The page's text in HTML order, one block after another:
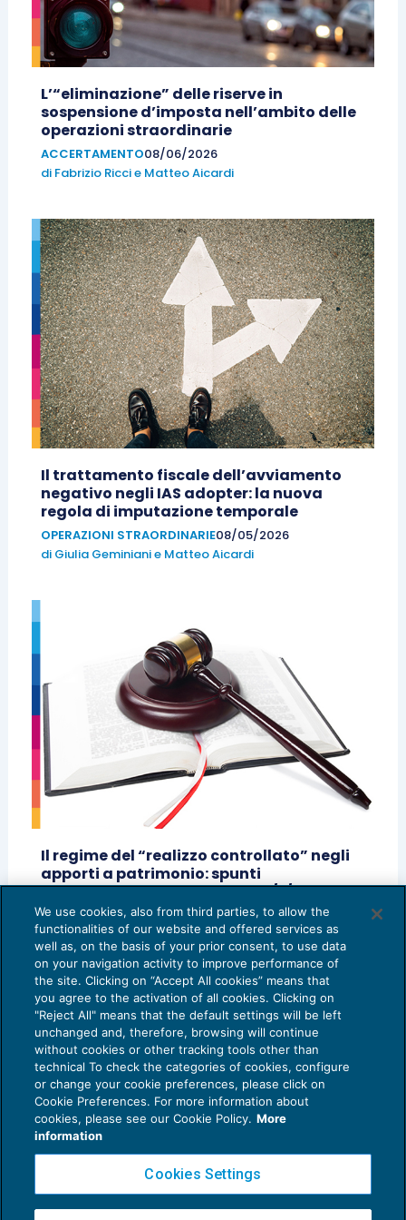
L’“eliminazione” delle riserve in
sospensione d’imposta nell’ambito delle
operazioni straordinarie
ACCERTAMENTO08/06/2026
di Fabrizio Riccie Matteo Aicardi
Il trattamento fiscale dell’avviamento
negativo negli IAS adopter: la nuova
regola di imputazione temporale
OPERAZIONI STRAORDINARIE08/05/2026
di Giulia Geminianie Matteo Aicardi
Il regime del “realizzo controllato” negli
apporti a patrimonio: spunti
dalla risposta a interpello n. 9/E/2026
OPERAZIONI STRAORDINARIE 18/02/2026
diMatteo Aicardi
Privacy Policy
Cookie Policy
Copyright 2016 ©Gruppo Euroconference S.p.A.v2.32.4
We use cookies, also from third parties, to allow the
functionalities of our website and offered services as
well as, on the basis of your prior consent, to use data
on your navigation activity to improve performance of
the site. Clicking on “Accept All cookies” means that
you agree to the activation of all cookies. Clicking on
"Reject All" means that the default settings will be left
unchanged and, therefore, browsing will continue
without cookies or other tracking tools other than
technical To check the categories of cookies, configure
or change your cookie preferences, please click on
Cookie Preferences. For more information about
cookies, please see our Cookie Policy. More
information
Cookies Settings